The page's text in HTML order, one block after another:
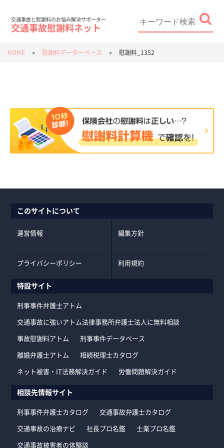
交通事故と慰謝料のお悩み解決サポーター
交通事故慰謝料ネット
HOME » 慰謝料データーベース » 慰謝料_1352
このサイトについて
運営情報 編集方針
プライバシーポリシー 利用規約
特設サイト
刑事事件弁護士アトム
交通事故に強いアトム法律事務所弁護士法人に無料相談
事故慰謝料アトム 刑事事件データベース
離婚弁護士アトム 相続税理士カタログ
ネット被害・IT法務解決ガイド 労働問題解決ガイド
相談先情報サイト
刑事事件弁護士カタログ 交通事故弁護士カタログ
交通事故の治療ナビ 社長プロ名鑑 士業プロ名鑑
交通事故被害者の体験談